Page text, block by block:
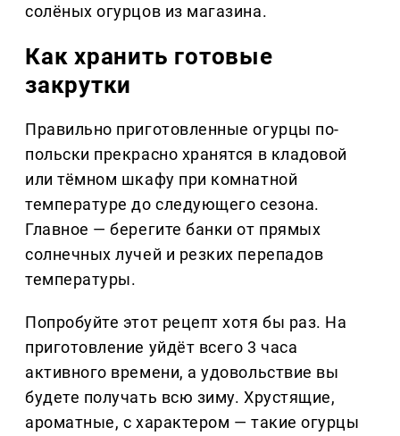
солёных огурцов из магазина.
Как хранить готовые
закрутки
Правильно приготовленные огурцы по-
польски прекрасно хранятся в кладовой
или тёмном шкафу при комнатной
температуре до следующего сезона.
Главное — берегите банки от прямых
солнечных лучей и резких перепадов
температуры.
Попробуйте этот рецепт хотя бы раз. На
приготовление уйдёт всего 3 часа
активного времени, а удовольствие вы
будете получать всю зиму. Хрустящие,
ароматные, с характером — такие огурцы